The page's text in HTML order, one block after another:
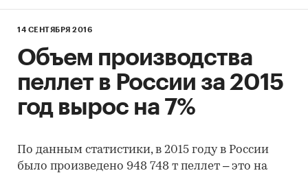
14 СЕНТЯБРЯ 2016
Объем производства
пеллет в России за 2015
год вырос на 7%
По данным статистики, в 2015 году в России
было произведено 948 748 т пеллет – это на